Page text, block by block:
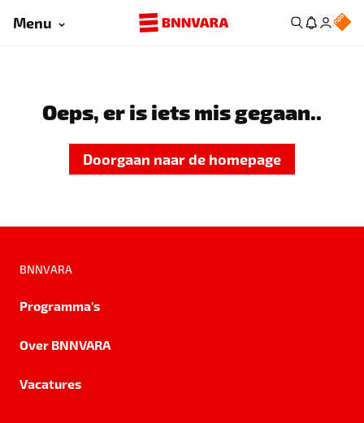
Menu
Oeps, er is iets mis gegaan..
Doorgaan naar de homepage
BNNVARA
Programma's
Over BNNVARA
Vacatures